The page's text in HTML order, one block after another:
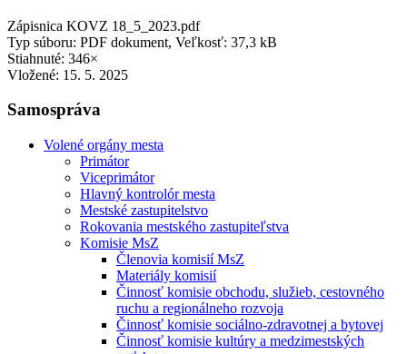
Zápisnica KOVZ 18_5_2023.pdf
Typ súboru: PDF dokument, Veľkosť: 37,3 kB
Stiahnuté: 346×
Vložené: 15. 5. 2025
Samospráva
Volené orgány mesta
Primátor
Viceprimátor
Hlavný kontrolór mesta
Mestské zastupitelstvo
Rokovania mestského zastupiteľstva
Komisie MsZ
Členovia komisií MsZ
Materiály komisií
Činnosť komisie obchodu, služieb, cestovného
ruchu a regionálneho rozvoja
Činnosť komisie sociálno-zdravotnej a bytovej
Činnosť komisie kultúry a medzimestských